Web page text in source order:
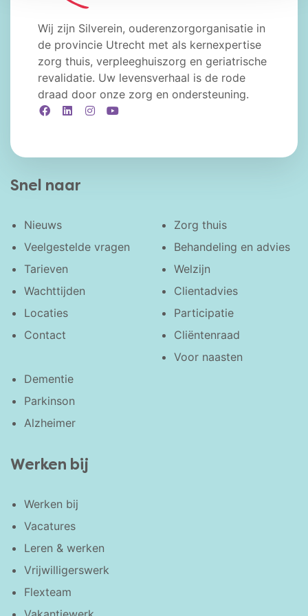
Wij zijn Silverein, ouderenzorgorganisatie in
de provincie Utrecht met als kernexpertise
zorg thuis, verpleeghuiszorg en geriatrische
revalidatie. Uw levensverhaal is de rode
draad door onze zorg en ondersteuning.
FacebookLinkedInInstagram
Snel naar
Nieuws
Veelgestelde vragen
Tarieven
Wachttijden
Locaties
Contact
Zorg thuis
Behandeling en advies
Welzijn
Clientadvies
Participatie
Cliëntenraad
Voor naasten
Dementie
Parkinson
Alzheimer
Werken bij
Werken bij
Vacatures
Leren & werken
Vrijwilligerswerk
Flexteam